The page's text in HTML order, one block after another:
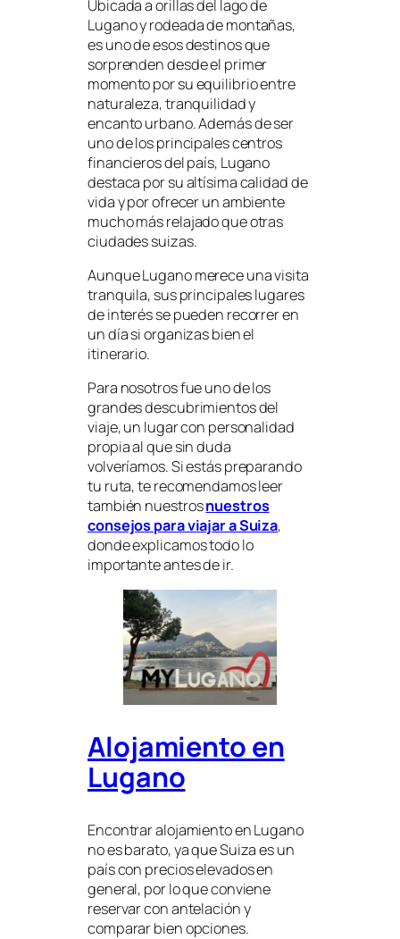
Ubicada a orillas del lago de
Lugano y rodeada de montañas,
es uno de esos destinos que
sorprenden desde el primer
momento por su equilibrio entre
naturaleza, tranquilidad y
encanto urbano. Además de ser
uno de los principales centros
financieros del país, Lugano
destaca por su altísima calidad de
vida y por ofrecer un ambiente
mucho más relajado que otras
ciudades suizas.
Aunque Lugano merece una visita
tranquila, sus principales lugares
de interés se pueden recorrer en
un día si organizas bien el
itinerario.
Para nosotros fue uno de los
grandes descubrimientos del
viaje, un lugar con personalidad
propia al que sin duda
volveríamos. Si estás preparando
tu ruta, te recomendamos leer
también nuestrosnuestros
consejos para viajar a Suiza,
donde explicamos todo lo
importante antes de ir.
Alojamiento en
Lugano
Encontrar alojamiento en Lugano
no es barato, ya que Suiza es un
país con precios elevados en
general, por lo que conviene
reservar con antelación y
comparar bien opciones.